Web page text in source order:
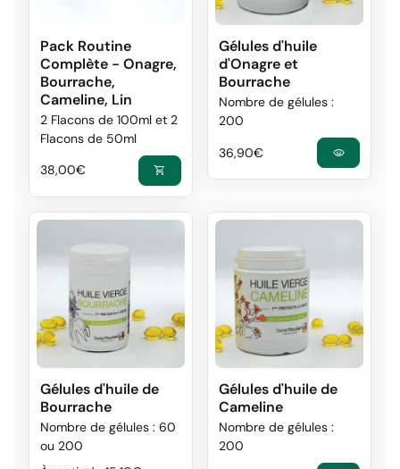
Pack Routine
Complète - Onagre,
Bourrache,
Cameline, Lin
2 Flacons de 100ml et 2
Flacons de 50ml
Prix normal
Prix de vente
38,00€ shopping_cart
Gélules d'huile
d'Onagre et
Bourrache
Nombre de gélules :
200
Prix normal
36,90€ visibility
Gélules d'huile de
Bourrache
Nombre de gélules : 60
ou 200
Gélules d'huile de
Cameline
Nombre de gélules :
200